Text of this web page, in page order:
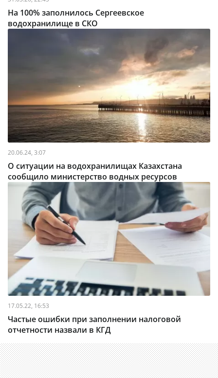
На 100% заполнилось Сергеевское
водохранилище в СКО
20.06.24, 3:07
О ситуации на водохранилищах Казахстана
сообщило министерство водных ресурсов
17.05.22, 16:53
Частые ошибки при заполнении налоговой
отчетности назвали в КГД